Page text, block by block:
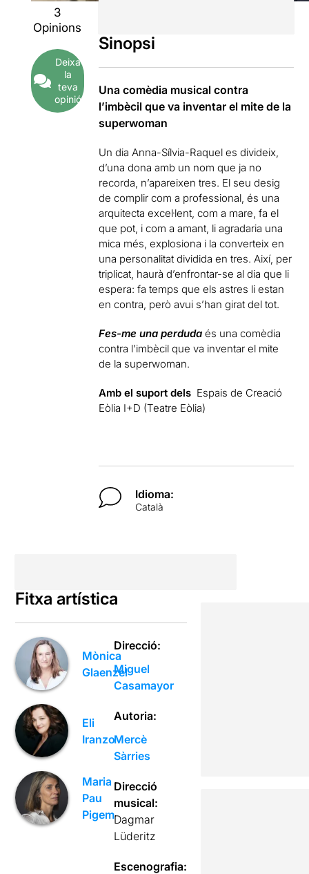
3
Opinions
Deixa
la
teva
opinió
Sinopsi
Una comèdia musical contra
l’imbècil que va inventar el mite de la
superwoman
Un dia Anna-Sílvia-Raquel es divideix,
d’una dona amb un nom que ja no
recorda, n’apareixen tres. El seu desig
de complir com a professional, és una
arquitecta excel·lent, com a mare, fa el
que pot, i com a amant, li agradaria una
mica més, explosiona i la converteix en
una personalitat dividida en tres. Així, per
triplicat, haurà d’enfrontar-se al dia que li
espera: fa temps que els astres li estan
en contra, però avui s’han girat del tot.
Fes-me una perduda és una comèdia
contra l’imbècil que va inventar el mite
de la superwoman.
Amb el suport dels Espais de Creació
Eòlia I+D (Teatre Eòlia)
Idioma:
Català
Fitxa artística
Mònica
Glaenzel
Eli
Iranzo
Maria
Pau
Pigem
Direcció:
Miguel
Casamayor
Autoria:
Mercè
Sàrries
Direcció
musical:
Dagmar
Lüderitz
Escenografia: